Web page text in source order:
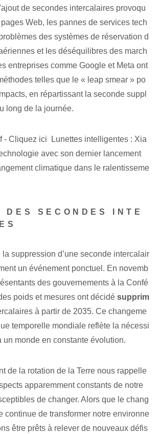
de secondes intercalaires provoqu
Web, les pannes de services tech
des systèmes de réservation d
et les déséquilibres des march
entreprises comme Google et Meta ont
telles que le « leap smear » po
en répartissant la seconde suppl
long de la journée.
- Cliquez ici Lunettes intelligentes : Xia
avec son dernier lancement
DES SECONDES INTE
la suppression d’une seconde intercalair
un événement ponctuel. En novemb
des gouvernements à la Confé
poids et mesures ont décidé supprim
à partir de 2035. Ce changeme
temporelle mondiale reflète la nécessi
un monde en constante évolution.
de la rotation de la Terre nous rappelle
apparemment constants de notre
de changer. Alors que le chang
continue de transformer notre environne
être prêts à relever de nouveaux défis